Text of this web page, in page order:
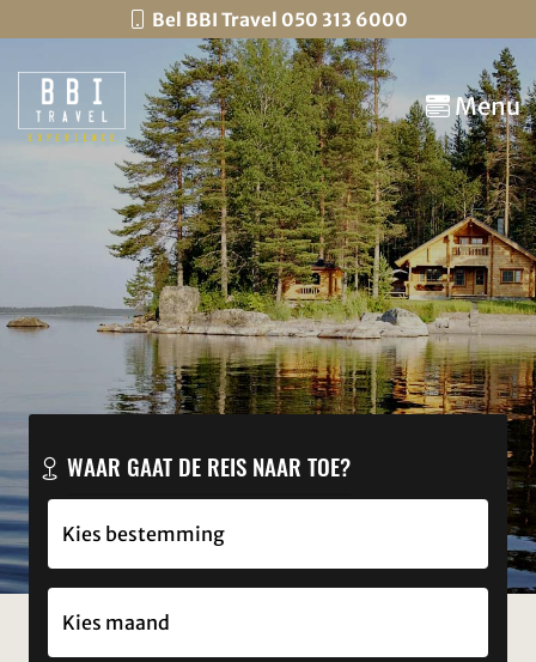
Bel BBI Travel 050 313 6000
Menu
WAAR GAAT DE REIS NAAR TOE?